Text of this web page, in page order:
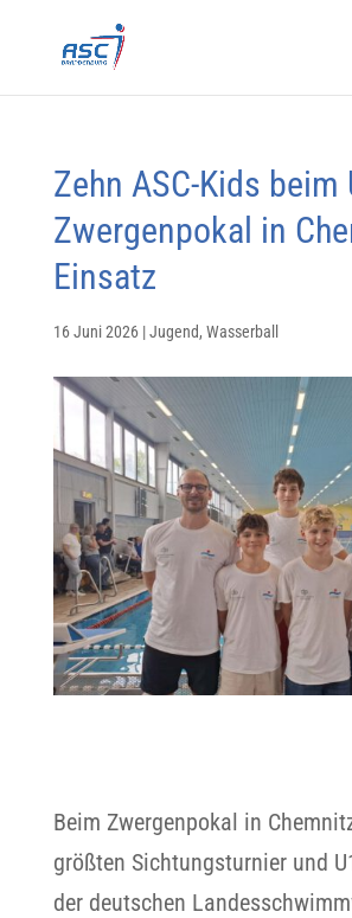
Zehn ASC-Kids beim
Zwergenpokal in
Einsatz
16 Juni 2026|Jugend, Wasserball
Beim Zwergenpokal in
größten Sichtungsturnier und
der deutschen